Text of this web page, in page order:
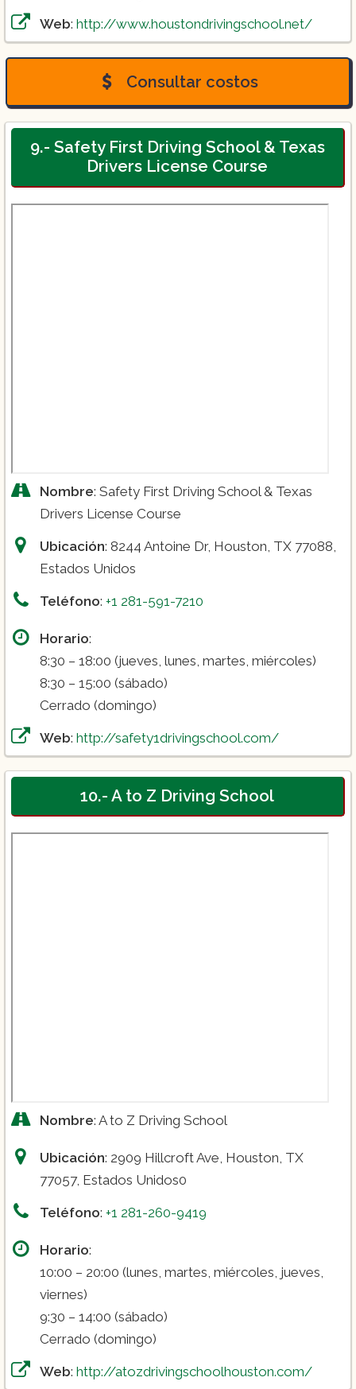
Web: http://www.houstondrivingschool.net/
Consultar costos
9.- Safety First Driving School & Texas
Drivers License Course
Nombre: Safety First Driving School & Texas
Drivers License Course
Ubicación: 8244 Antoine Dr, Houston, TX 77088,
Estados Unidos
Teléfono: +1 281-591-7210
Horario:
8:30 – 18:00 (jueves, lunes, martes, miércoles)
8:30 – 15:00 (sábado)
Cerrado (domingo)
Web: http://safety1drivingschool.com/
10.- A to Z Driving School
Nombre: A to Z Driving School
Ubicación: 2909 Hillcroft Ave, Houston, TX
77057, Estados Unidos0
Teléfono: +1 281-260-9419
Horario:
10:00 – 20:00 (lunes, martes, miércoles, jueves,
viernes)
9:30 – 14:00 (sábado)
Cerrado (domingo)
Web: http://atozdrivingschoolhouston.com/